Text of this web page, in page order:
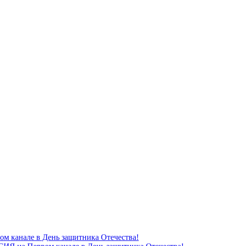
в День защитника Отечества!